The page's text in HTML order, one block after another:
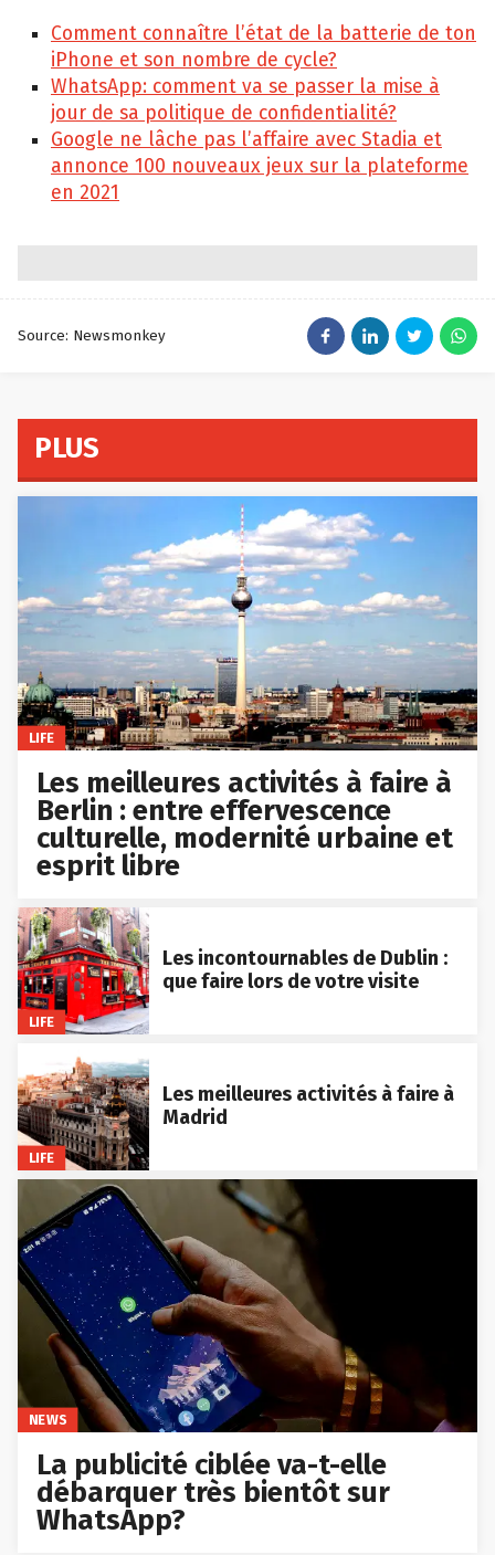
Comment connaître l’état de la batterie de ton
iPhone et son nombre de cycle?
WhatsApp: comment va se passer la mise à
jour de sa politique de confidentialité?
Google ne lâche pas l’affaire avec Stadia et
annonce 100 nouveaux jeux sur la plateforme
en 2021
Source: Newsmonkey
PLUS
LIFE
Les meilleures activités à faire à
Berlin : entre effervescence
culturelle, modernité urbaine et
esprit libre
LIFE
Les incontournables de Dublin :
que faire lors de votre visite
LIFE
Les meilleures activités à faire à
Madrid
NEWS
La publicité ciblée va-t-elle
débarquer très bientôt sur
WhatsApp?